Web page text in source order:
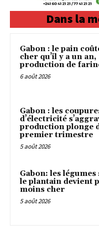
Dans la
Gabon : le pain
cher qu’il y a un
production de
6 août 2026
Gabon : les
d’électricité
production plonge
premier trimestre
5 août 2026
Gabon: les légumes
le plantain devient
moins cher
5 août 2026